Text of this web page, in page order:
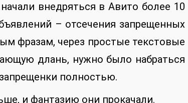
внедряться в Авито более 10
– отсечения запрещенных
фразам, через простые текстовые
длань, нужно было набраться
полностью.
и фантазию они прокачали.